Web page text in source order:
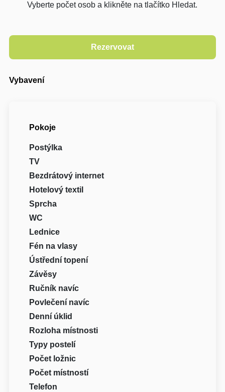
Vyberte počet osob a klikněte na tlačítko Hledat.
Vybavení
Pokoje
Postýlka
TV
Bezdrátový internet
Hotelový textil
Sprcha
WC
Lednice
Fén na vlasy
Ústřední topení
Závěsy
Ručník navíc
Povlečení navíc
Denní úklid
Rozloha místnosti
Typy postelí
Počet ložnic
Počet místností
Telefon